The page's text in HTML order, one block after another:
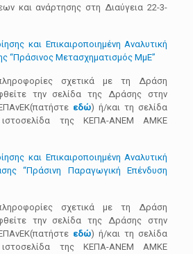
και ανάρτησης στη Διαύγεια 22-3-
και Επικαιροποιημένη Αναλυτική
“Πράσινος Μετασχηματισμός ΜμΕ”
σχετικά με τη Δράση
την σελίδα της Δράσης στην
εδώ) ή/και τη σελίδα
της ΚΕΠΑ-ΑΝΕΜ ΑΜΚΕ
και Επικαιροποιημένη Αναλυτική
“Πράσινη Παραγωγική Επένδυση
σχετικά με τη Δράση
την σελίδα της Δράσης στην
εδώ) ή/και τη σελίδα
της ΚΕΠΑ-ΑΝΕΜ ΑΜΚΕ